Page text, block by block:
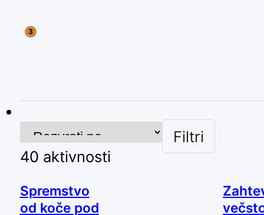
Filtri
40 aktivnosti
Spremstvo
od koče pod